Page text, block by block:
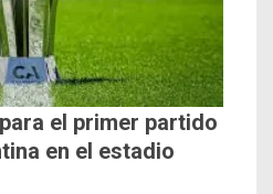
el primer partido
en el estadio